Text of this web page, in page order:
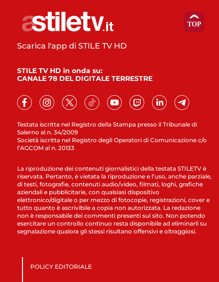
Testata iscritta nel Registro della Stampa presso il Tribunale di
Salerno al n. 34/2009
Società iscritta nel Registro degli Operatori di Comunicazione c/o
l’AGCOM al n. 20133
Scarica l'app di STILE TV HD
STILE TV HD in onda su:
CANALE 78 DEL DIGITALE TERRESTRE
La riproduzione dei contenuti giornalistici della testata STILETV è
riservata. Pertanto, è vietata la riproduzione e l’uso, anche parziale,
di testi, fotografie, contenuti audio/video, filmati, loghi, grafiche
aziendali e pubblicitarie, con qualsiasi dispositivo
elettronico/digitale o per mezzo di fotocopie, registrazioni, cover e
tutto quanto è ascrivibile a copia non autorizzata. La redazione
non è responsabile dei commenti presenti sul sito. Non potendo
esercitare un controllo continuo resta disponibile ad eliminarli su
segnalazione qualora gli stessi risultano offensivi e oltraggiosi.
POLICY EDITORIALE